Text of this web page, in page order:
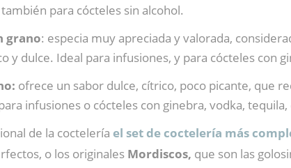
para cócteles sin alcohol.
grano: especia muy apreciada y valorada,
y dulce. Ideal para infusiones, y para cócteles con
ofrece un sabor dulce, cítrico, poco picante, que
infusiones o cócteles con ginebra, vodka,
de la coctelería el set de coctelería más
o los originales Mordiscos, que son las